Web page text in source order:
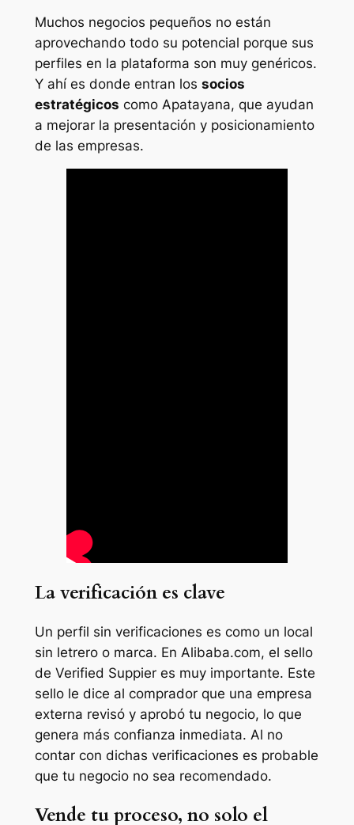
Muchos negocios pequeños no están
aprovechando todo su potencial porque sus
perfiles en la plataforma son muy genéricos.
Y ahí es donde entran los socios
estratégicos como Apatayana, que ayudan
a mejorar la presentación y posicionamiento
de las empresas.
La verificación es clave
Un perfil sin verificaciones es como un local
sin letrero o marca. En Alibaba.com, el sello
de Verified Suppier es muy importante. Este
sello le dice al comprador que una empresa
externa revisó y aprobó tu negocio, lo que
genera más confianza inmediata. Al no
contar con dichas verificaciones es probable
que tu negocio no sea recomendado.
Vende tu proceso, no solo el